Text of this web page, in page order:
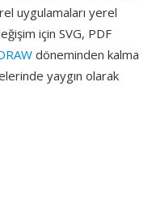
uygulamaları yerel
için SVG, PDF
döneminden kalma
yaygın olarak